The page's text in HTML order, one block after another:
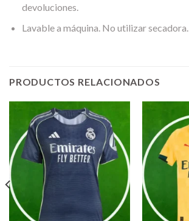
devoluciones.
Lavable a máquina. No utilizar secadora.
PRODUCTOS RELACIONADOS